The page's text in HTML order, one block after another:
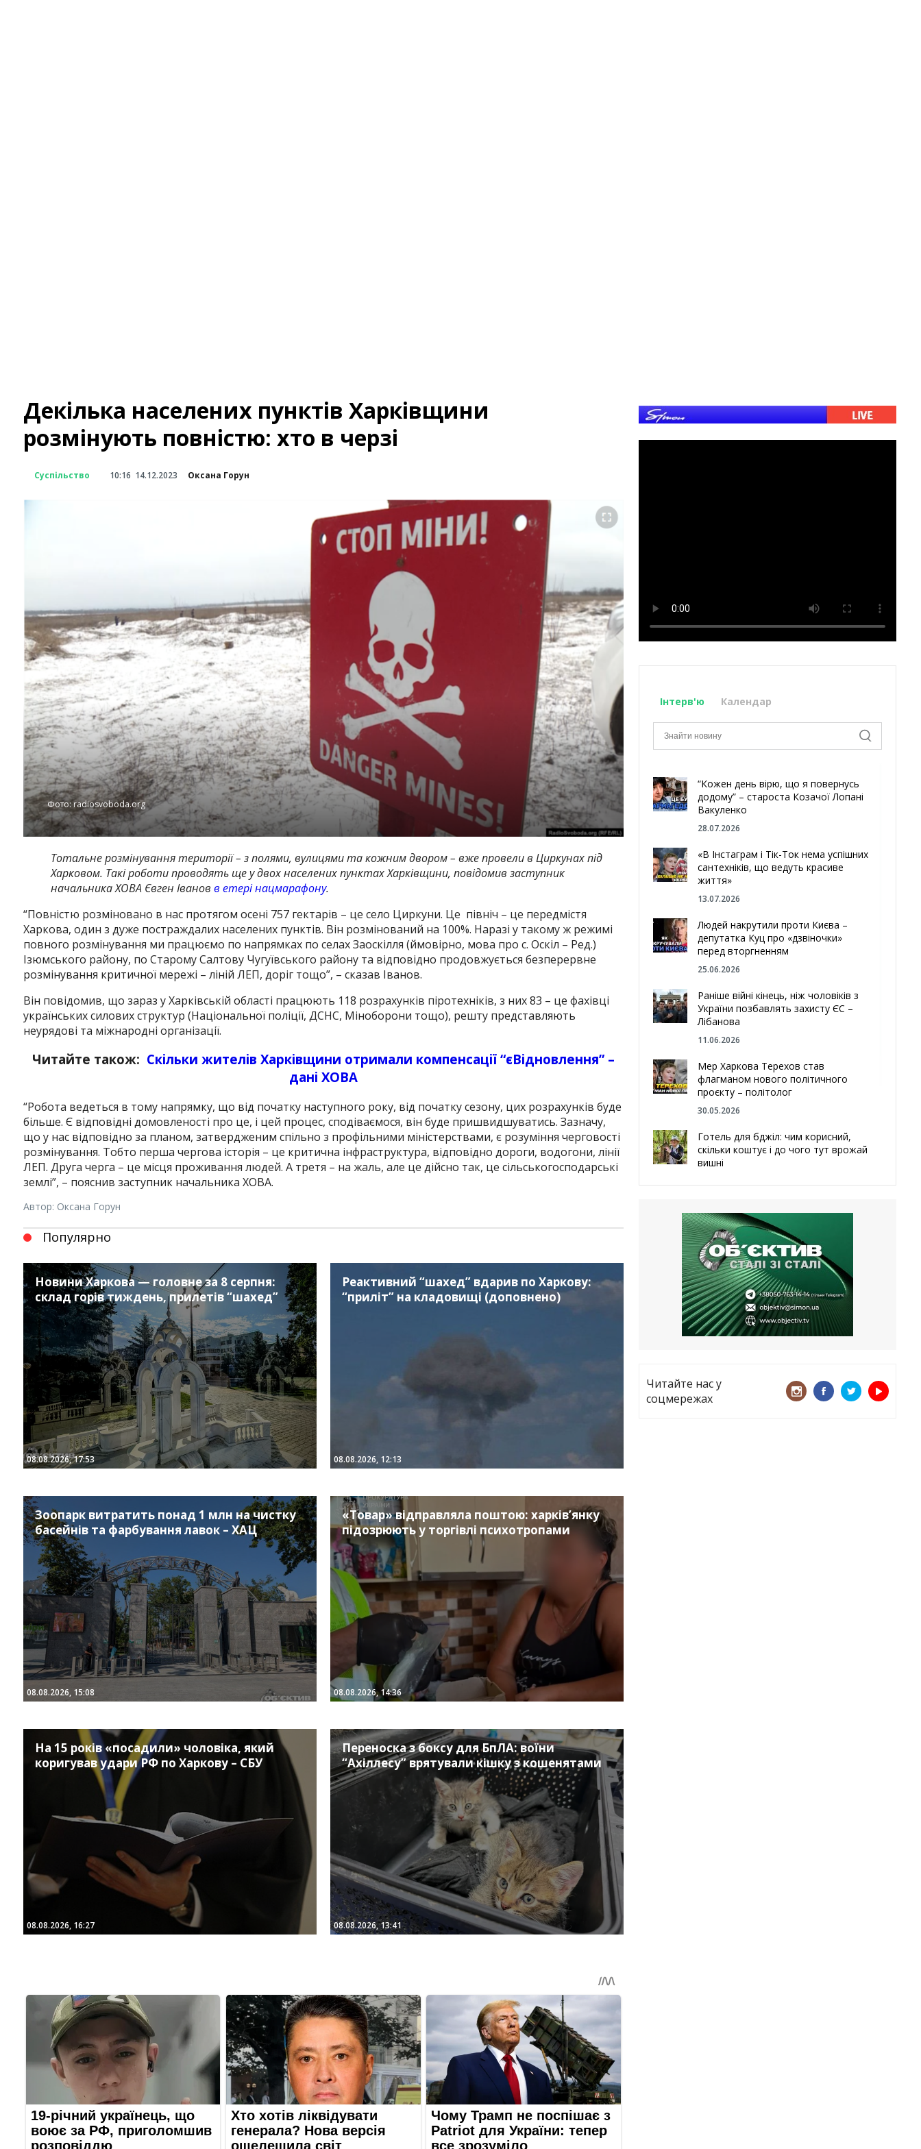
Декілька населених пунктів Харківщини
розмінують повністю: хто в черзі
Суспільство 10:16 14.12.2023 Оксана Горун
Фото: radiosvoboda.org
Тотальне розмінування території – з полями, вулицями та кожним двором – вже провели в Циркунах під
Харковом. Такі роботи проводять ще у двох населених пунктах Харківщини, повідомив заступник
начальника ХОВА Євген Іванов в етері нацмарафону.
“Повністю розміновано в нас протягом осені 757 гектарів – це село Циркуни. Це північ – це передмістя
Харкова, один з дуже постраждалих населених пунктів. Він розмінований на 100%. Наразі у такому ж режимі
повного розмінування ми працюємо по напрямках по селах Заоскілля (ймовірно, мова про с. Оскіл – Ред.)
Ізюмського району, по Старому Салтову Чугуївського району та відповідно продовжується безперервне
розмінування критичної мережі – ліній ЛЕП, доріг тощо”, – сказав Іванов.
Він повідомив, що зараз у Харківській області працюють 118 розрахунків піротехніків, з них 83 – це фахівці
українських силових структур (Національної поліції, ДСНС, Міноборони тощо), решту представляють
неурядові та міжнародні організації.
Читайте також: Скільки жителів Харківщини отримали компенсації “єВідновлення” –
дані ХОВА
“Робота ведеться в тому напрямку, що від початку наступного року, від початку сезону, цих розрахунків буде
більше. Є відповідні домовленості про це, і цей процес, сподіваємося, він буде пришвидшуватись. Зазначу,
що у нас відповідно за планом, затвердженим спільно з профільними міністерствами, є розуміння черговості
розмінування. Тобто перша чергова історія – це критична інфраструктура, відповідно дороги, водогони, лінії
ЛЕП. Друга черга – це місця проживання людей. А третя – на жаль, але це дійсно так, це сільськогосподарські
землі”, – пояснив заступник начальника ХОВА.
Автор: Оксана Горун
Популярно
Новини Харкова — головне за 8 серпня:
склад горів тиждень, прилетів “шахед”
08.08.2026, 17:53
Реактивний “шахед” вдарив по Харкову:
“приліт” на кладовищі (доповнено)
08.08.2026, 12:13
Зоопарк витратить понад 1 млн на чистку
басейнів та фарбування лавок – ХАЦ
08.08.2026, 15:08
«Товар» відправляла поштою: харків’янку
підозрюють у торгівлі психотропами
08.08.2026, 14:36
На 15 років «посадили» чоловіка, який
коригував удари РФ по Харкову – СБУ
08.08.2026, 16:27
Переноска з боксу для БпЛА: воїни
“Ахіллесу” врятували кішку з кошенятами
08.08.2026, 13:41
Інтерв'ю Календар
“Кожен день вірю, що я повернусь
додому” – староста Козачої Лопані
Вакуленко
28.07.2026
«В Інстаграм і Тік-Ток нема успішних
сантехніків, що ведуть красиве
життя»
13.07.2026
Людей накрутили проти Києва –
депутатка Куц про «дзвіночки»
перед вторгненням
25.06.2026
Раніше війні кінець, ніж чоловіків з
України позбавлять захисту ЄС –
Лібанова
11.06.2026
Мер Харкова Терехов став
флагманом нового політичного
проєкту – політолог
30.05.2026
Готель для бджіл: чим корисний,
скільки коштує і до чого тут врожай
вишні
Чугуєва, міста, яке встояло попри
все
21.05.2026
«ТЦК порушує закон? Нехай
платять!» Як завдяки штрафу жінку
виключили з обліку
15.05.2026
Читайте нас у
соцмережах
Instagram
FacebookTwitterYoutube